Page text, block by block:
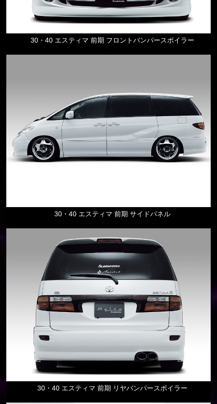
30・40 エスティマ 前期 フロントバンパースポイラー
30・40 エスティマ 前期 サイドパネル
30・40 エスティマ 前期 リヤバンパースポイラー